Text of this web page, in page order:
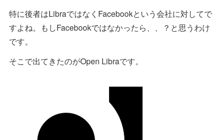
特に後者はLibraではなくFacebookという会社に対してで
すよね。もしFacebookではなかったら、、？と思うわけ
です。
そこで出てきたのがOpen Libraです。